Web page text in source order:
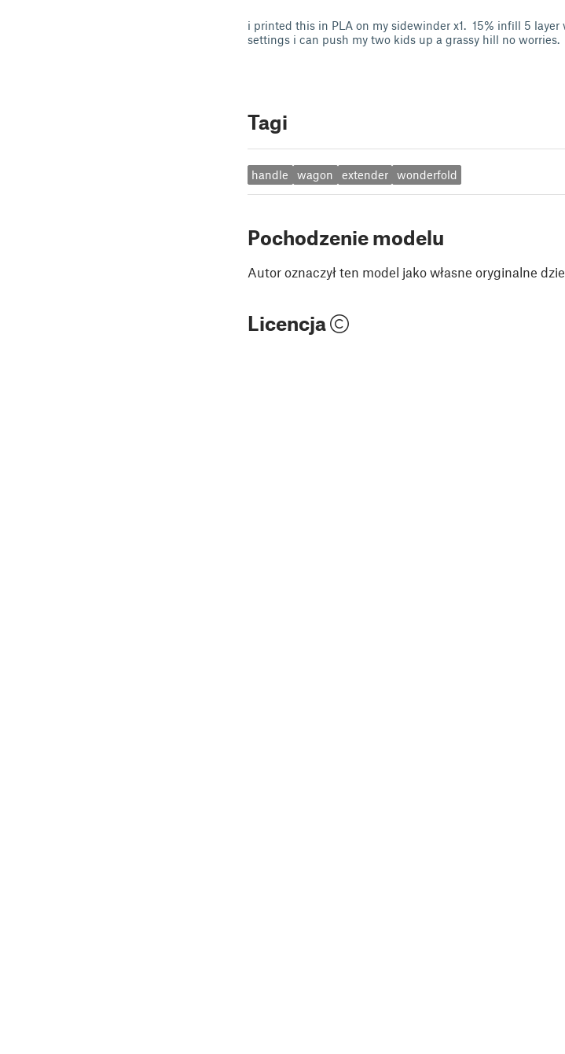
i printed this in PLA on my sidewinder x1. 15% infill 5
settings i can push my two kids up a grassy hill no worries.
Tagi
handle wagon extender wonderfold
Pochodzenie modelu
Autor oznaczył ten model jako własne oryginalne
Licencja